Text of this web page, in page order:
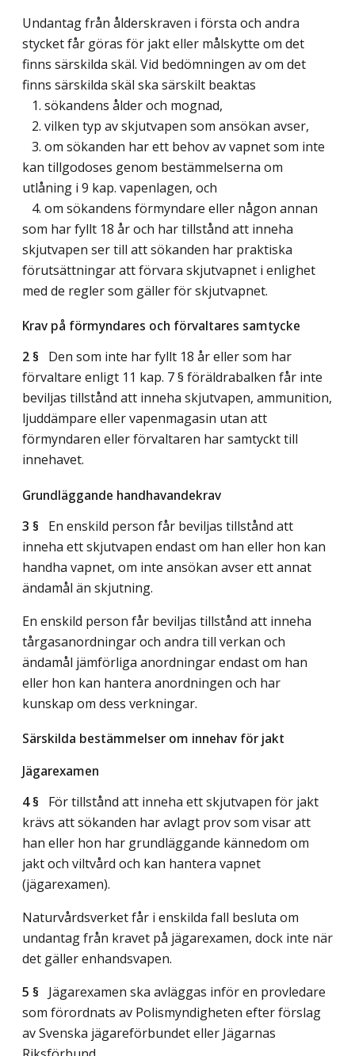
Undantag från ålderskraven i första och andra
stycket får göras för jakt eller målskytte om det
finns särskilda skäl. Vid bedömningen av om det
finns särskilda skäl ska särskilt beaktas
1. sökandens ålder och mognad,
2. vilken typ av skjutvapen som ansökan avser,
3. om sökanden har ett behov av vapnet som inte
kan tillgodoses genom bestämmelserna om
utlåning i 9 kap. vapenlagen, och
4. om sökandens förmyndare eller någon annan
som har fyllt 18 år och har tillstånd att inneha
skjutvapen ser till att sökanden har praktiska
förutsättningar att förvara skjutvapnet i enlighet
med de regler som gäller för skjutvapnet.
Krav på förmyndares och förvaltares samtycke
2 § Den som inte har fyllt 18 år eller som har
förvaltare enligt 11 kap. 7 § föräldrabalken får inte
beviljas tillstånd att inneha skjutvapen, ammunition,
ljuddämpare eller vapenmagasin utan att
förmyndaren eller förvaltaren har samtyckt till
innehavet.
Grundläggande handhavandekrav
3 § En enskild person får beviljas tillstånd att
inneha ett skjutvapen endast om han eller hon kan
handha vapnet, om inte ansökan avser ett annat
ändamål än skjutning.
En enskild person får beviljas tillstånd att inneha
tårgasanordningar och andra till verkan och
ändamål jämförliga anordningar endast om han
eller hon kan hantera anordningen och har
kunskap om dess verkningar.
Särskilda bestämmelser om innehav för jakt
Jägarexamen
4 § För tillstånd att inneha ett skjutvapen för jakt
krävs att sökanden har avlagt prov som visar att
han eller hon har grundläggande kännedom om
jakt och viltvård och kan hantera vapnet
(jägarexamen).
Naturvårdsverket får i enskilda fall besluta om
undantag från kravet på jägarexamen, dock inte när
det gäller enhandsvapen.
5 § Jägarexamen ska avläggas inför en provledare
som förordnats av Polismyndigheten efter förslag
av Svenska jägareförbundet eller Jägarnas